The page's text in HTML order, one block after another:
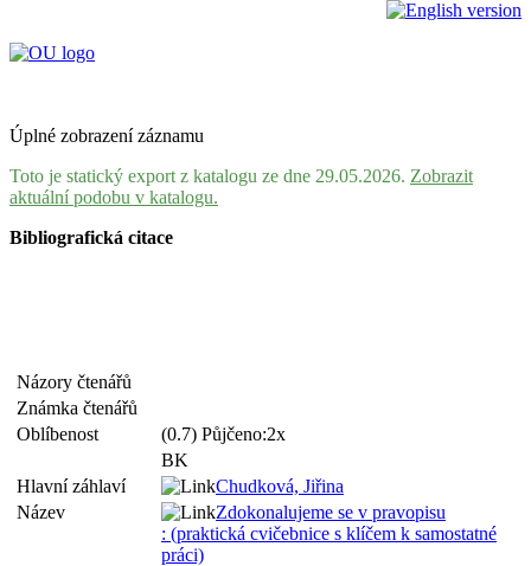
Úplné zobrazení záznamu
Toto je statický export z katalogu ze dne 29.05.2026. Zobrazit
aktuální podobu v katalogu.
Bibliografická citace
Názory čtenářů
Známka čtenářů
Oblíbenost
(0.7) Půjčeno:2x
BK
Hlavní záhlaví
Chudková, Jiřina
Název
Zdokonalujeme se v pravopisu
: (praktická cvičebnice s klíčem k samostatné
práci)